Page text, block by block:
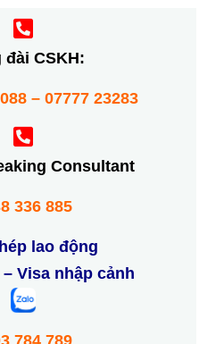
đài CSKH:
– 07777 23283
Consultant
336 885
lao động
Visa nhập cảnh